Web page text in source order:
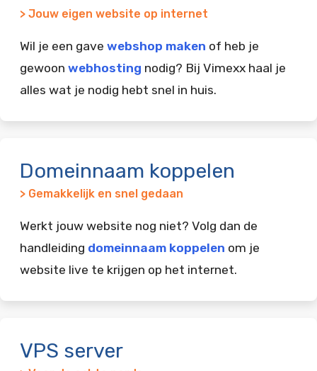
> Jouw eigen website op internet
Wil je een gave webshop maken of heb je
gewoon webhosting nodig? Bij Vimexx haal je
alles wat je nodig hebt snel in huis.
Domeinnaam koppelen
> Gemakkelijk en snel gedaan
Werkt jouw website nog niet? Volg dan de
handleiding domeinnaam koppelen om je
website live te krijgen op het internet.
VPS server